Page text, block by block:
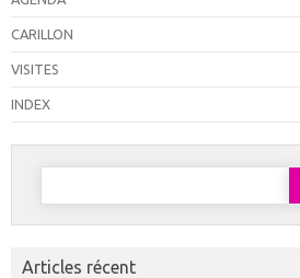
CARILLON
VISITES
INDEX
Rechercher :
Articles récent